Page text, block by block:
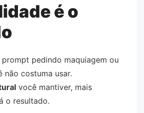
é o
pedindo maquiagem ou
não costuma usar.
você mantiver, mais
o resultado.